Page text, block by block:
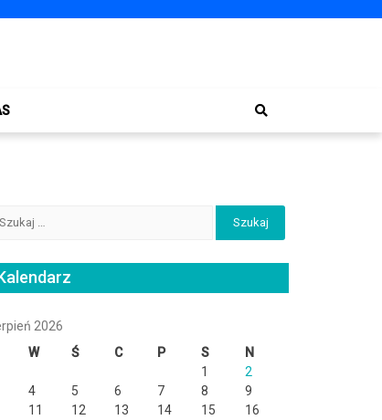
2026
W Ś C P S
N
1
2
4 5 6 7 8
9
11 12 13 14 15
16